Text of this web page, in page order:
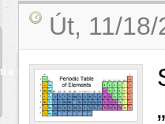
a spáchané na dětech
Út, 11/